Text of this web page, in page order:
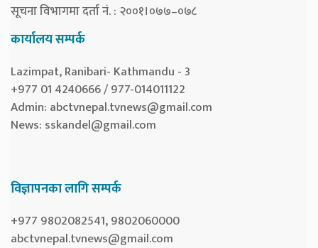
सूचना विभागमा दर्ता नं. : २००१।०७७–०७८
कार्यालय सम्पर्क
Lazimpat, Ranibari- Kathmandu - 3
+977 01 4240666 / 977-014011122
Admin: abctvnepal.tvnews@gmail.com
News: sskandel@gmail.com
विज्ञापनका लागि सम्पर्क
+977 9802082541, 9802060000
abctvnepal.tvnews@gmail.com